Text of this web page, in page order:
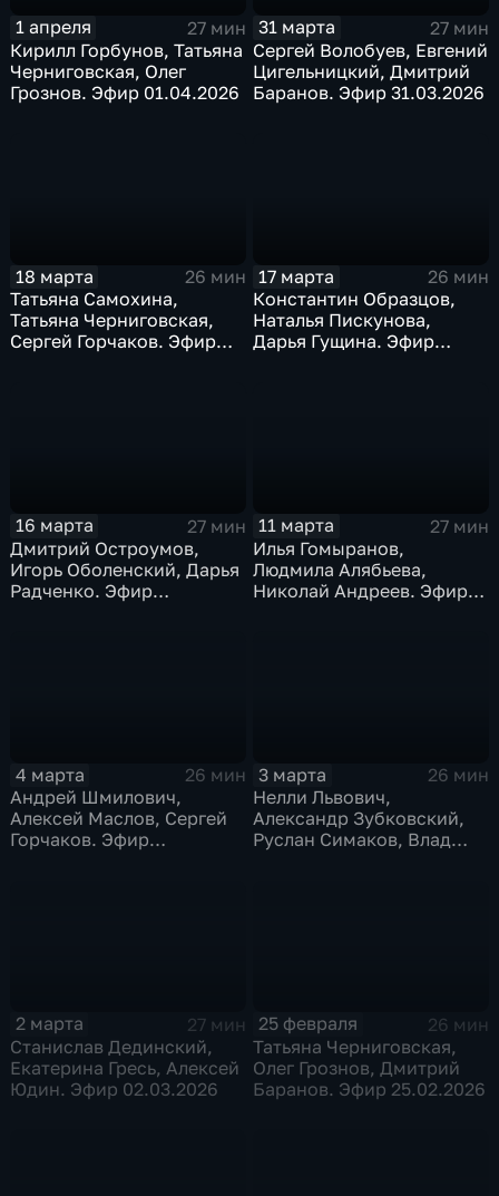
1 апреля
27 мин
Кирилл Горбунов, Татьяна
Черниговская, Олег
Грознов. Эфир 01.04.2026
31 марта
27 мин
Сергей Волобуев, Евгений
Цигельницкий, Дмитрий
Баранов. Эфир 31.03.2026
18 марта
26 мин
Татьяна Самохина,
Татьяна Черниговская,
Сергей Горчаков. Эфир
17 марта
26 мин
Константин Образцов,
Наталья Пискунова,
Дарья Гущина. Эфир
16 марта
27 мин
Дмитрий Остроумов,
Игорь Оболенский, Дарья
Радченко. Эфир
11 марта
27 мин
Илья Гомыранов,
Людмила Алябьева,
Николай Андреев. Эфир
4 марта
26 мин
Андрей Шмилович,
Алексей Маслов, Сергей
Горчаков. Эфир
3 марта
26 мин
Нелли Львович,
Александр Зубковский,
Руслан Симаков, Влад
2 марта
27 мин
Станислав Дединский,
Екатерина Гресь, Алексей
Юдин. Эфир 02.03.2026
25 февраля
26 мин
Татьяна Черниговская,
Олег Грознов, Дмитрий
Баранов. Эфир 25.02.2026